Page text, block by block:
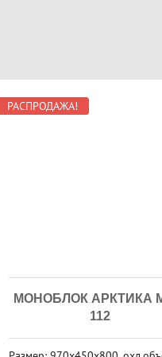
РАСПРОДАЖА!
МОНОБЛОК АРКТИКА
112